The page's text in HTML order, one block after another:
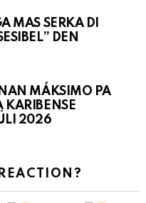
MAS SERKA DI
DEN
MÁKSIMO PA
KARIBENSE
2026